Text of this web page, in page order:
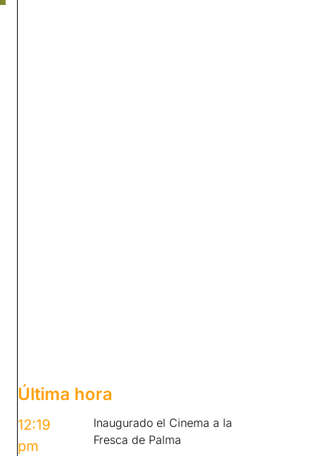
Última hora
12:19
pm
Inaugurado el Cinema a la
Fresca de Palma